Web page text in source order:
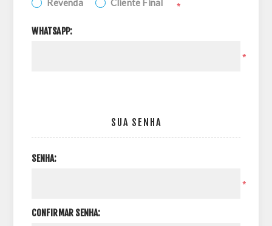
Revenda Cliente Final *
WHATSAPP:
*
SUA SENHA
SENHA:
*
CONFIRMAR SENHA: